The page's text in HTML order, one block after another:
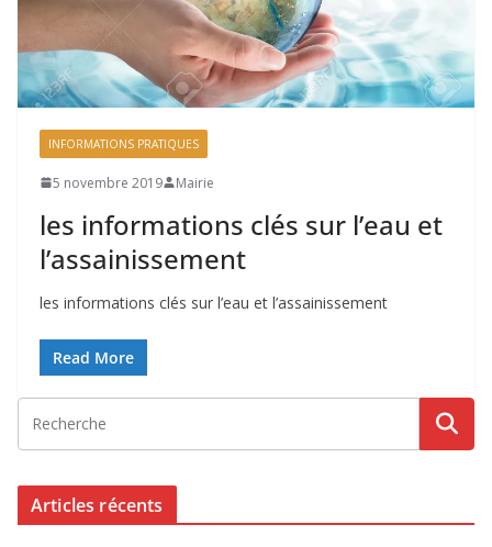
INFORMATIONS PRATIQUES
5 novembre 2019 Mairie
les informations clés sur l’eau et
l’assainissement
les informations clés sur l’eau et l’assainissement
Read More
Articles récents